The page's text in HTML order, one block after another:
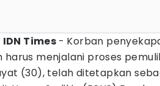
Times - Korban
harus menjalani proses
(30), telah ditetapkan